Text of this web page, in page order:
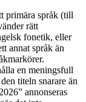
primära språk (till
rätt
fonetik, eller
annat språk än
en meningsfull
titeln snarare än
annonseras